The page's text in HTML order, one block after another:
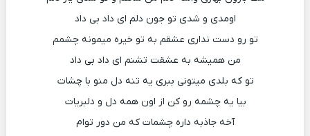
اومدی و شدی تو جون دلم ای داد بی داد
تو رو دست نداری عشقم به تو خیره میمونه چشمم
من همیشه به عشقت تشنم ای داد بی داد
تو که بلدی میتونی ببری یه تنه دل منو با چشات
بیا یه چشمه رو کن از اون همه دل و دلبریات
آخه جاذبه داره چشمات که من دور توام